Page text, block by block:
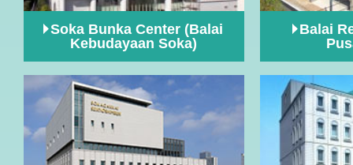
Soka Bunka Center (Balai
Kebudayaan Soka)
Balai